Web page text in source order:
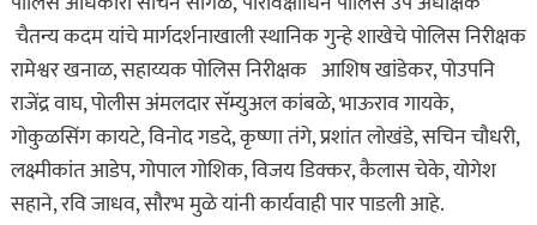
चैतन्य कदम यांचे मार्गदर्शनाखाली स्थानिक गुन्हे शाखेचे पोलिस निरीक्षक
रामेश्वर खनाळ, सहाय्यक पोलिस निरीक्षक आशिष खांडेकर, पोउपनि
राजेंद्र वाघ, पोलीस अंमलदार सॅम्युअल कांबळे, भाऊराव गायके,
गोकुळसिंग कायटे, विनोद गडदे, कृष्णा तंगे, प्रशांत लोखंडे, सचिन चौधरी,
लक्ष्मीकांत आडेप, गोपाल गोशिक, विजय डिक्कर, कैलास चेके, योगेश
सहाने, रवि जाधव, सौरभ मुळे यांनी कार्यवाही पार पाडली आहे.